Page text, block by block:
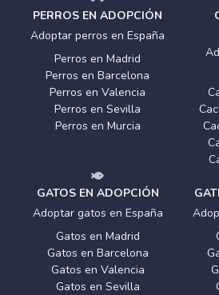
PERROS EN ADOPCIÓN
Adoptar perros en España
Perros en Madrid
Perros en Barcelona
Perros en Valencia
Perros en Sevilla
Perros en Murcia
GATOS EN ADOPCIÓN
Adoptar gatos en España
Gatos en Madrid
Gatos en Barcelona
Gatos en Valencia
Gatos en Sevilla